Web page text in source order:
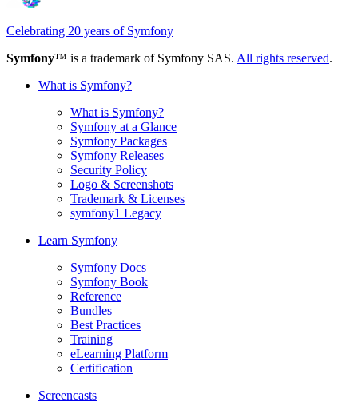
Celebrating 20 years of Symfony
Symfony™ is a trademark of Symfony SAS. All rights reserved.
What is Symfony?
What is Symfony?
Symfony at a Glance
Symfony Packages
Symfony Releases
Security Policy
Logo & Screenshots
Trademark & Licenses
symfony1 Legacy
Learn Symfony
Symfony Docs
Symfony Book
Reference
Bundles
Best Practices
Training
eLearning Platform
Certification
Screencasts